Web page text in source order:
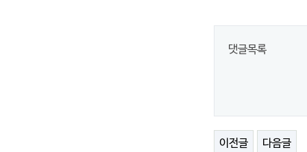
댓글목록
이전글 다음글